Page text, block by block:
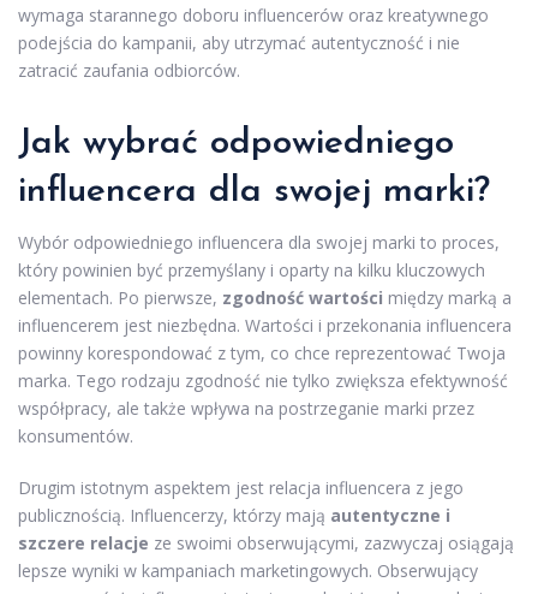
wymaga starannego doboru influencerów oraz kreatywnego
podejścia do kampanii, aby utrzymać autentyczność i nie
zatracić zaufania odbiorców.
Jak wybrać odpowiedniego
influencera dla swojej marki?
Wybór odpowiedniego influencera dla swojej marki to proces,
który powinien być przemyślany i oparty na kilku kluczowych
elementach. Po pierwsze, zgodność wartości między marką a
influencerem jest niezbędna. Wartości i przekonania influencera
powinny korespondować z tym, co chce reprezentować Twoja
marka. Tego rodzaju zgodność nie tylko zwiększa efektywność
współpracy, ale także wpływa na postrzeganie marki przez
konsumentów.
Drugim istotnym aspektem jest relacja influencera z jego
publicznością. Influencerzy, którzy mają autentyczne i
szczere relacje ze swoimi obserwującymi, zazwyczaj osiągają
lepsze wyniki w kampaniach marketingowych. Obserwujący